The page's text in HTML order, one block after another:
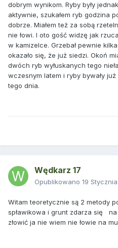
dobrym wynikom. Ryby były
aktywnie, szukałem ryb godzina
dobrze. Miałem też za sobą
nie łowi. I oto gość widzę jak
w kamizelce. Grzebał pewnie
okazało się, że już siedzi. Okoń
dwóch ryb wyłuskanych tego
wczesnym latem i ryby bywały
tego dnia.
Wędkarz 17
Opublikowano 19
Witam teoretycznie są 2 metody
spławikowa i grunt zdarza się
złowić ja nie wiem nie łowie na